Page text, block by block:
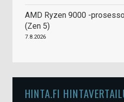
AMD Ryzen 9000 -
(Zen 5)
7.8.2026
HINTA.FI